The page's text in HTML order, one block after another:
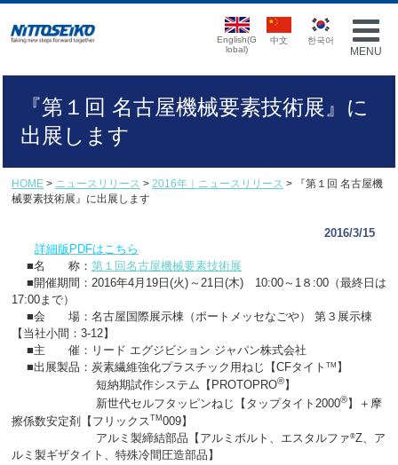
MENU
English(G
lobal)
中文 한국어
『第１回 名古屋機械要素技術展』に
出展します
HOME > ニュースリリース > 2016年｜ニュースリリース > 『第１回 名古屋機
械要素技術展』に出展します
2016/3/15
詳細版PDFはこちら
■名 称： 第１回名古屋機械要素技術展
■開催期間：2016年4月19日(火)～21日(木) 10:00～1８:00（最終日は
17:00まで）
■会 場：名古屋国際展示棟（ポートメッセなごや） 第３展示棟
【当社小間：3-12】
■主 催：リード エグジビション ジャパン株式会社
■出展製品： 炭素繊維強化プラスチック用ねじ【CFタイト TM 】
短納期試作システム 【PROTOPRO®】
新世代セルフタッピンねじ【タップタイト2000®】 ＋ 摩
擦係数安定剤 【フリックス TM 009】
アルミ製締結部品【アルミボルト、エスタルファ®Z、ア
ルミ製ギザタイト、特殊冷間圧造部品】